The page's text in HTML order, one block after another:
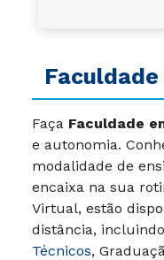
Faculdade
Faça Faculdade
e autonomia.
modalidade de
encaixa na sua
Virtual, estão
distância, incluindo
Técnicos,